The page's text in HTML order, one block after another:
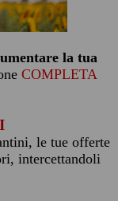
la tua
COMPLETA
le tue offerte
intercettandoli